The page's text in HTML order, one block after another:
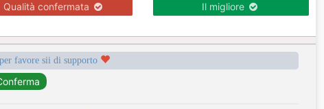
Qualità confermata Il migliore
favore sii di supporto